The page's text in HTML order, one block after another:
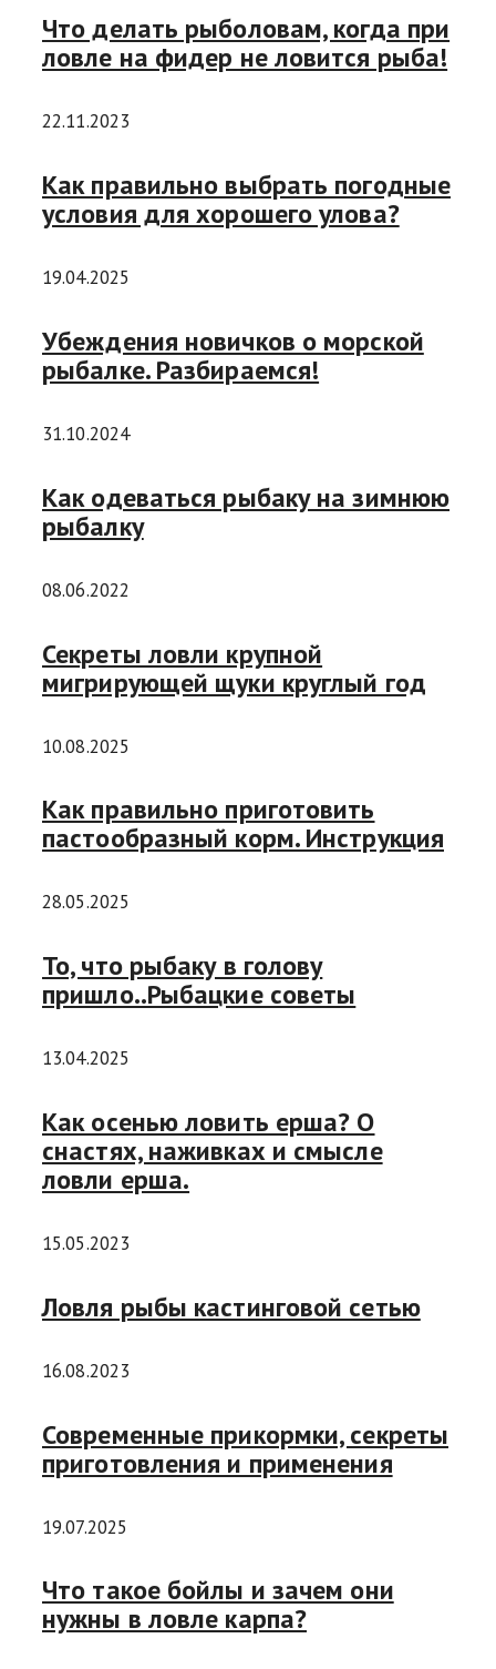
Что делать рыболовам, когда при
ловле на фидер не ловится рыба!
22.11.2023
Как правильно выбрать погодные
условия для хорошего улова?
19.04.2025
Убеждения новичков о морской
рыбалке. Разбираемся!
31.10.2024
Как одеваться рыбаку на зимнюю
рыбалку
08.06.2022
Секреты ловли крупной
мигрирующей щуки круглый год
10.08.2025
Как правильно приготовить
пастообразный корм. Инструкция
28.05.2025
То, что рыбаку в голову
пришло..Рыбацкие советы
13.04.2025
Как осенью ловить ерша? О
снастях, наживках и смысле
ловли ерша.
15.05.2023
Ловля рыбы кастинговой сетью
16.08.2023
Современные прикормки, секреты
приготовления и применения
19.07.2025
Что такое бойлы и зачем они
нужны в ловле карпа?